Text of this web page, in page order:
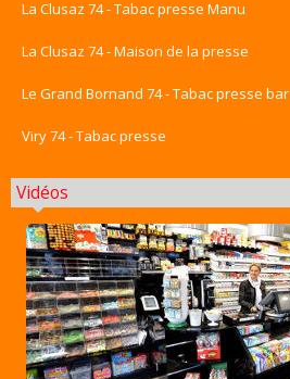
La Clusaz 74 - Tabac presse Manu
La Clusaz 74 - Maison de la presse
Le Grand Bornand 74 - Tabac presse bar
Viry 74 - Tabac presse
Vidéos